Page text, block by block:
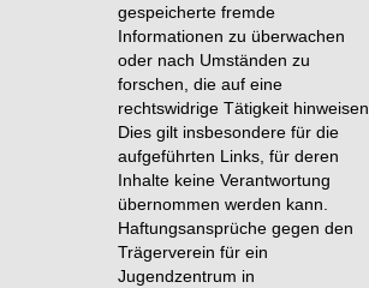
gespeicherte fremde
Informationen zu überwachen
oder nach Umständen zu
forschen, die auf eine
rechtswidrige Tätigkeit hinweisen.
Dies gilt insbesondere für die
aufgeführten Links, für deren
Inhalte keine Verantwortung
übernommen werden kann.
Haftungsansprüche gegen den
Trägerverein für ein
Jugendzentrum in